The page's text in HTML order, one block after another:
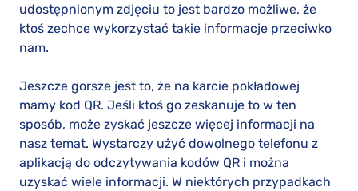
udostępnionym zdjęciu to jest bardzo możliwe, że
ktoś zechce wykorzystać takie informacje przeciwko
nam.
Jeszcze gorsze jest to, że na karcie pokładowej
mamy kod QR. Jeśli ktoś go zeskanuje to w ten
sposób, może zyskać jeszcze więcej informacji na
nasz temat. Wystarczy użyć dowolnego telefonu z
aplikacją do odczytywania kodów QR i można
uzyskać wiele informacji. W niektórych przypadkach